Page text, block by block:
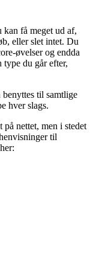
få meget ud af,
eller slet intet. Du
øvelser og endda
du går efter,
til samtlige
hver slags.
nettet, men i stedet
til